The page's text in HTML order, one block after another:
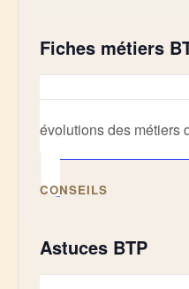
Fiches métiers
Comprendre les
évolutions des métiers
CONSEILS
Astuces BTP